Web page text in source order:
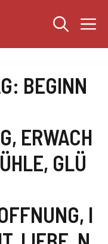
BEGINN
, ERWACH
, GLÜ
, I